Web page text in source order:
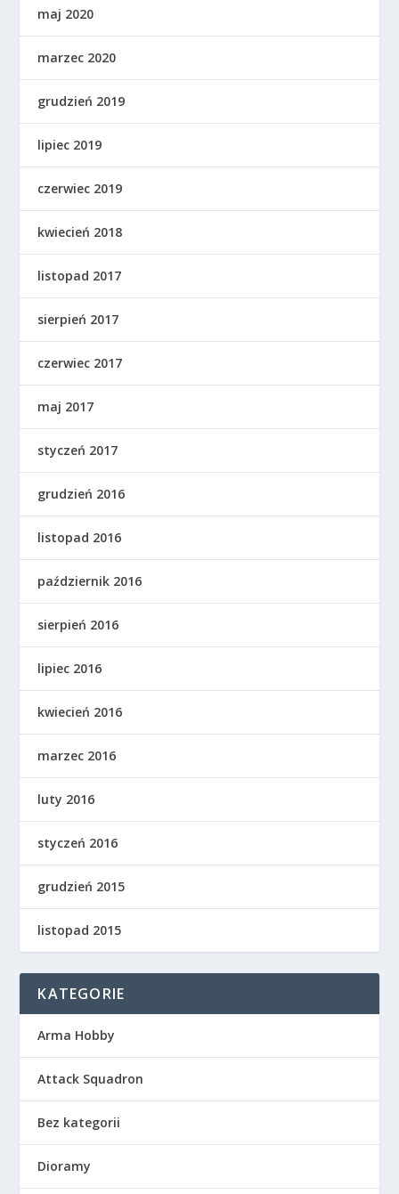
maj 2020
marzec 2020
grudzień 2019
lipiec 2019
czerwiec 2019
kwiecień 2018
listopad 2017
sierpień 2017
czerwiec 2017
maj 2017
styczeń 2017
grudzień 2016
listopad 2016
październik 2016
sierpień 2016
lipiec 2016
kwiecień 2016
marzec 2016
luty 2016
styczeń 2016
grudzień 2015
listopad 2015
KATEGORIE
Arma Hobby
Attack Squadron
Bez kategorii
Dioramy